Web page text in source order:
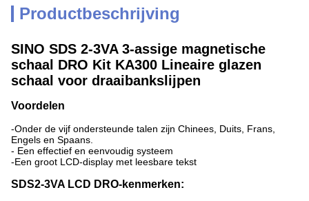
Productbeschrijving
SINO SDS 2-3VA 3-assige magnetische
schaal DRO Kit KA300 Lineaire glazen
schaal voor draaibankslijpen
Voordelen
-Onder de vijf ondersteunde talen zijn Chinees, Duits, Frans,
Engels en Spaans.
- Een effectief en eenvoudig systeem
-Een groot LCD-display met leesbare tekst
SDS2-3VA LCD DRO-kenmerken: